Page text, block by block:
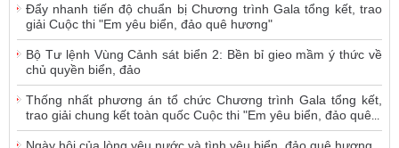
Đẩy nhanh tiến độ chuẩn bị Chương trình Gala tổng kết, trao
giải Cuộc thi "Em yêu biển, đảo quê hương"
Bộ Tư lệnh Vùng Cảnh sát biển 2: Bền bỉ gieo mầm ý thức về
chủ quyền biển, đảo
Thống nhất phương án tổ chức Chương trình Gala tổng kết,
trao giải chung kết toàn quốc Cuộc thi "Em yêu biển, đảo quê...